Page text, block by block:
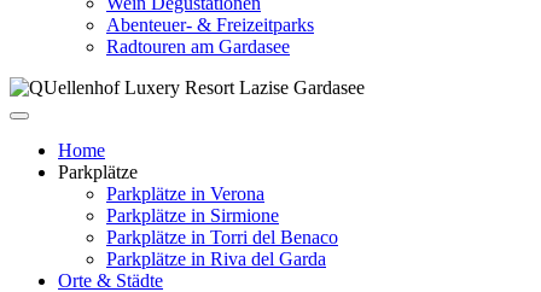
Abenteuer- & Freizeitparks
Radtouren am Gardasee
Home
Parkplätze
Parkplätze in Verona
Parkplätze in Sirmione
Parkplätze in Torri del Benaco
Parkplätze in Riva del Garda
Orte & Städte